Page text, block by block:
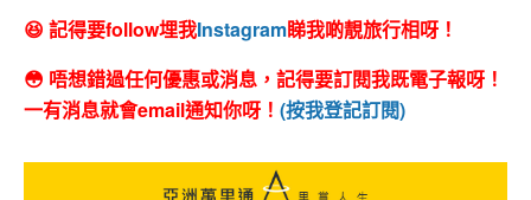
😆 記得要follow埋我Instagram睇我啲靚旅行相呀！
😳 唔想錯過任何優惠或消息，記得要訂閱我既電子報呀！
一有消息就會email通知你呀！ (按我登記訂閱)